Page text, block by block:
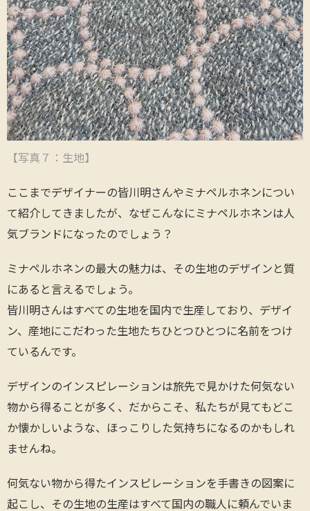
【写真７：生地】
ここまでデザイナーの皆川明さんやミナペルホネンについ
て紹介してきましたが、なぜこんなにミナペルホネンは人
気ブランドになったのでしょう？
ミナペルホネンの最大の魅力は、その生地のデザインと質
にあると言えるでしょう。
皆川明さんはすべての生地を国内で生産しており、デザイ
ン、産地にこだわった生地たちひとつひとつに名前をつけ
ているんです。
デザインのインスピレーションは旅先で見かけた何気ない
物から得ることが多く、だからこそ、私たちが見てもどこ
か懐かしいような、ほっこりした気持ちになるのかもしれ
ませんね。
何気ない物から得たインスピレーションを手書きの図案に
起こし、その生地の生産はすべて国内の職人に頼んでいま